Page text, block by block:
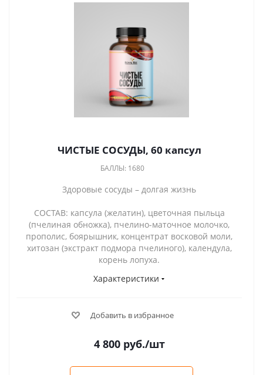
ЧИСТЫЕ СОСУДЫ, 60 капсул
БАЛЛЫ: 1680
Здоровые сосуды – долгая жизнь
СОСТАВ: капсула (желатин), цветочная пыльца
(пчелиная обножка), пчелино-маточное молочко,
прополис, боярышник, концентрат восковой моли,
хитозан (экстракт подмора пчелиного), календула,
корень лопуха.
Характеристики
Добавить в избранное
4 800 руб./шт